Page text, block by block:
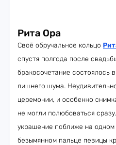
Рита Ора
Своё обручальное кольцо
спустя полгода после
бракосочетание состоялось
лишнего шума.
церемонии, и особенно
не могли полюбоваться
украшение поближе на
безымянном пальце певицы